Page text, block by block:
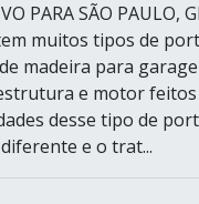
PARA SÃO PAULO,
muitos tipos de
madeira para
e motor
desse tipo de
e o trat...